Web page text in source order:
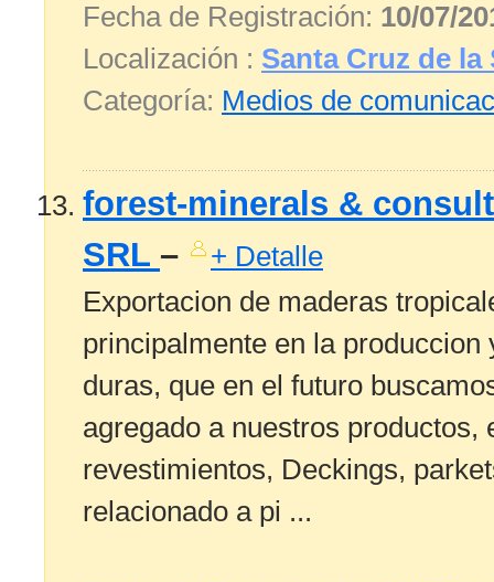
Fecha de Registración: 10/07/
Localización : Santa Cruz de la
Categoría: Medios de
forest-minerals &
SRL – + Detalle
Exportacion de maderas
principalmente en la
duras, que en el futuro
agregado a nuestros
revestimientos, Deckings,
relacionado a pi ...